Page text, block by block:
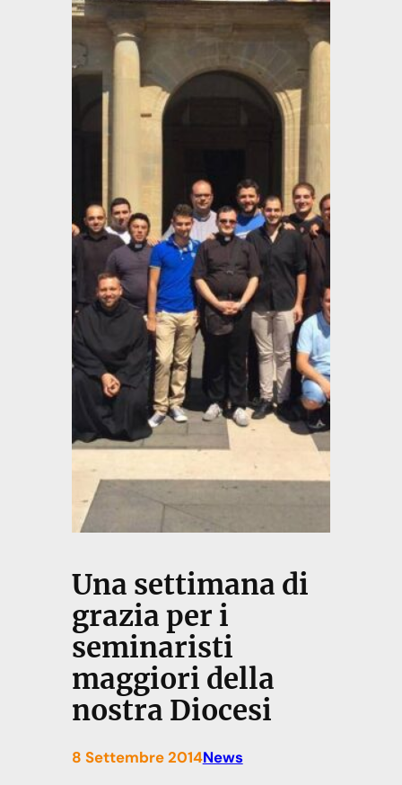
Una settimana di
grazia per i
seminaristi
maggiori della
nostra Diocesi
8 Settembre 2014News